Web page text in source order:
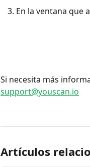
En la ventana que
Si necesita más
support@youscan.io
Artículos